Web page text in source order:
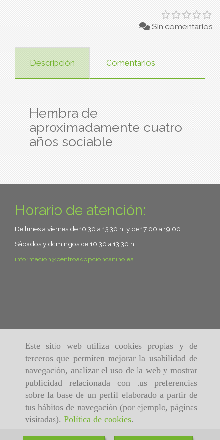
Este sitio web utiliza cookies propias y de
terceros que permiten mejorar la usabilidad de
navegación, analizar el uso de la web y mostrar
publicidad relacionada con tus preferencias
sobre la base de un perfil elaborado a partir de
tus hábitos de navegación (por ejemplo, páginas
visitadas). Política de cookies.
Sin comentarios
Descripción Comentarios
Hembra de
aproximadamente cuatro
años sociable
Horario de atención:
De lunes a viernes de 10:30 a 13:30 h. y de 17:00 a 19:00
Sábados y domingos de 10:30 a 13:30 h.
informacion
centroadopcioncanino.es